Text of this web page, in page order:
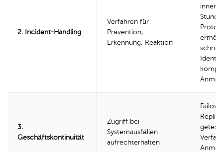
2. Incident-Handling
Verfahren für
Prävention,
Erkennung, Reaktion
3.
Geschäftskontinuität
Zugriff bei
Systemausfällen
aufrechterhalten